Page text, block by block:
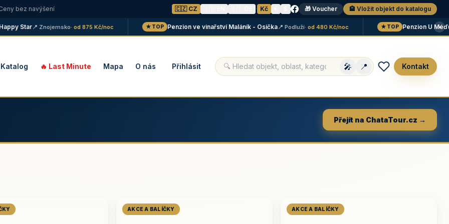
bez navýšení 🇨🇿 CZ · Kč 🎁 Voucher 🏨 Vložit objekt do katalogu
Star📍 Znojemsko· od 875 Kč/noc ★ TOP Penzion ve vinařství Maláník - Osička📍 Podluží· od 480 Kč/noc ★ TOP Penzion U Méďů📍
×
Katalog 🔥 Last Minute Mapa O nás Přihlásit 🎤 📍 Kontakt
Přejít na ChataTour.cz →
AKCE A BALÍČKY AKCE A BALÍČKY